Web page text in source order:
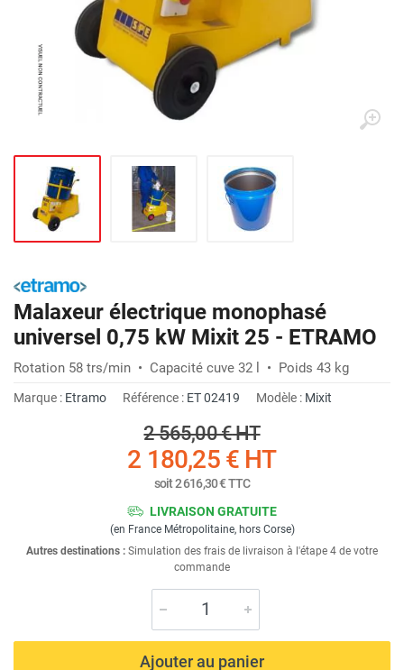
Malaxeur électrique monophasé
universel 0,75 kW Mixit 25 - ETRAMO
Rotation 58 trs/min • Capacité cuve 32 l • Poids 43 kg
Marque : Etramo Référence : ET 02419 Modèle : Mixit
2 565,00 €HT
2 180,25 € HT
soit2 616,30 €TTC
LIVRAISON GRATUITE
(en France Métropolitaine, hors Corse)
Autres destinations : Simulation des frais de livraison à l'étape 4 de votre
commande
Ajouter au panier